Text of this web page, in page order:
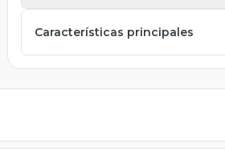
Características principales